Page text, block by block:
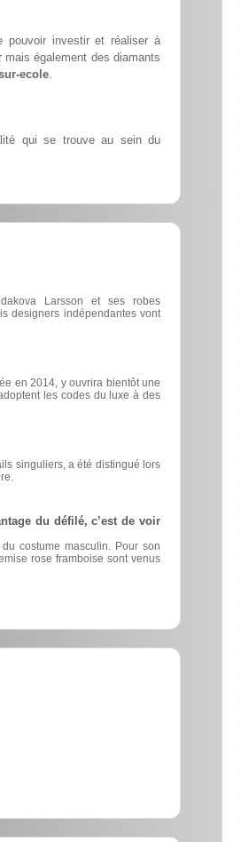
pouvoir investir et réaliser à
également des diamants
ecole
qui se trouve au sein du
Larsson et ses robes
designers indépendantes vont
en 2014, y ouvrira bientôt une
les codes du luxe à des
singuliers, a été distingué lors
du défilé, c’est de voir
costume masculin. Pour son
rose framboise sont venus